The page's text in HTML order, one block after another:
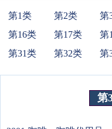
第1类 第2类 第
第16类
第17类 第
第31类
第32类 第
第